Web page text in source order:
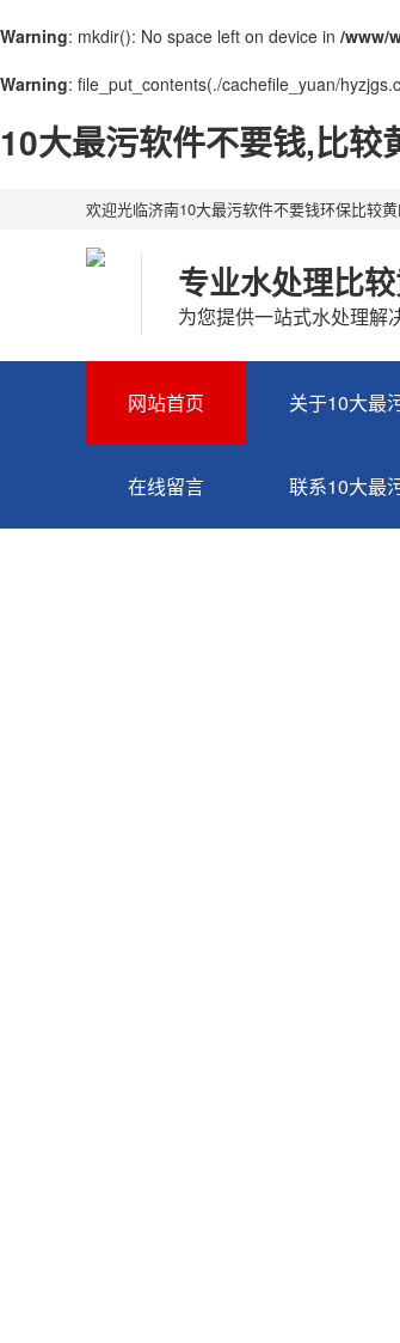
Warning: mkdir(): No space left on device in /www/
Warning: file_put_contents(./cachefile_yuan/
10大最污软件不要钱,比
欢迎光临济南10大最污软件不要钱环保比较
专业水处理比
为您提供一站式水处理解
网站首页 关于10大最
在线留言 联系10大最